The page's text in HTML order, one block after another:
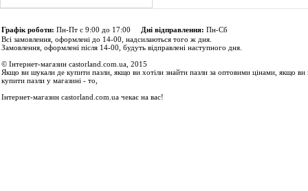
Графік роботи: Пн-Пт с 9:00 до 17:00 Дні відправлення: Пн-Сб
Всі замовлення, оформлені до 14-00, надсилаються того ж дня.
Замовлення, оформлені після 14-00, будуть відправлені наступного дня.
© Інтернет-магазин castorland.com.ua, 2015
Якщо ви шукали де купити пазли, якщо ви хотіли знайти пазли за оптовими цінами, якщо ви
купити пазли у магазині - то,
Інтернет-магазин castorland.com.ua чекає на вас!